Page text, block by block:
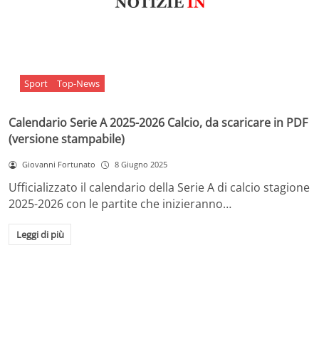
Sport Top-News
Calendario Serie A 2025-2026 Calcio, da scaricare in PDF
(versione stampabile)
Giovanni Fortunato 8 Giugno 2025
Ufficializzato il calendario della Serie A di calcio stagione
2025-2026 con le partite che inizieranno…
Leggi di più